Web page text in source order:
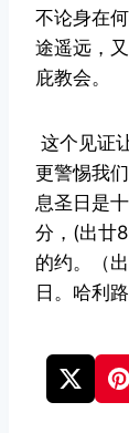
不论身在
途遥远，
庇教会。
这个见证
更警惕我
息圣日是
分，(出廿
的约。（
日。哈利路